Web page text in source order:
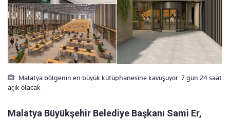
Malatya bölgenin en büyük kütüphanesine kavuşuyor: 7 gün 24 saat
açık olacak
Malatya Büyükşehir Belediye Başkanı Sami Er,